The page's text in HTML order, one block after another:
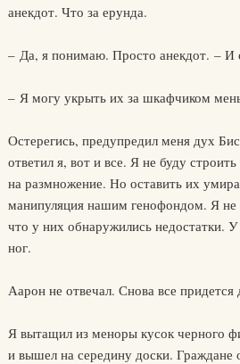
анекдот. Что за ерунда.
– Да, я понимаю. Просто анекдот. – И
– Я могу укрыть их за шкафчиком
Остерегись, предупредил меня дух
ответил я, вот и все. Я не буду
на размножение. Но оставить их
манипуляция нашим генофондом. Я
что у них обнаружились недостатки.
ног.
Аарон не отвечал. Снова все придется
Я вытащил из меноры кусок черного
и вышел на середину доски. Граждане